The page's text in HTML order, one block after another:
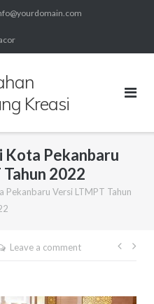
Kreasi
Kota Pekanbaru
2022
Pekanbaru Versi LTMPT Tahun
Leave a comment